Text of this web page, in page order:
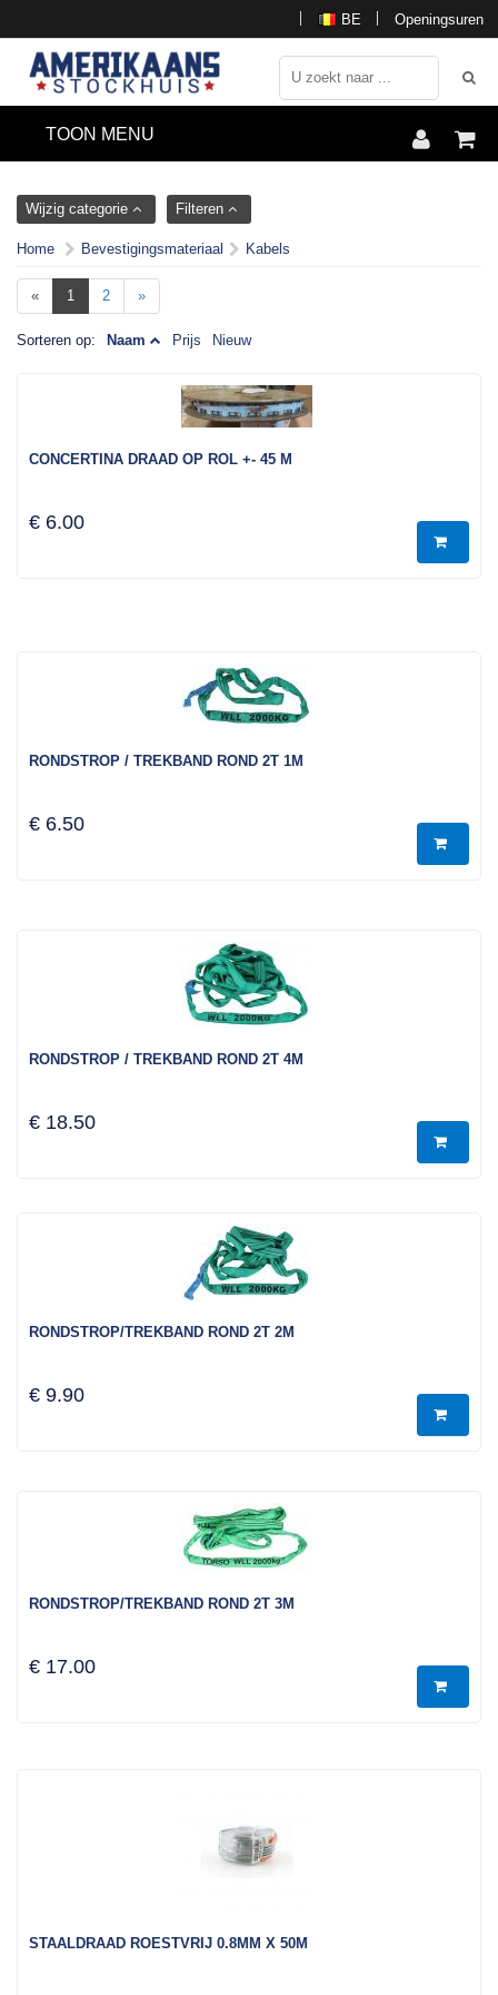
Openingsuren
BE
TOON MENU
Wijzig categorie Filteren
Home Bevestigingsmateriaal Kabels
« 1 2 »
Sorteren op: Naam Prijs Nieuw
CONCERTINA DRAAD OP ROL +- 45 M
€ 6.00
RONDSTROP / TREKBAND ROND 2T 1M
€ 6.50
RONDSTROP / TREKBAND ROND 2T 4M
€ 18.50
RONDSTROP/TREKBAND ROND 2T 2M
€ 9.90
RONDSTROP/TREKBAND ROND 2T 3M
€ 17.00
STAALDRAAD ROESTVRIJ 0.8MM X 50M